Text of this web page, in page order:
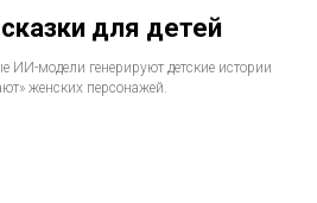
для детей
ИИ-модели генерируют детские истории
женских персонажей.